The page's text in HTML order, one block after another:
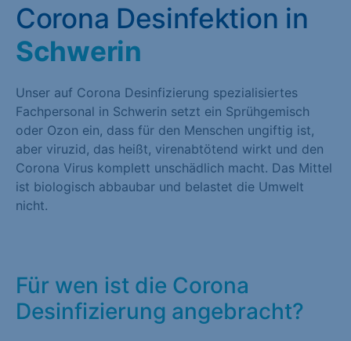
Corona Desinfektion in
Schwerin
Unser auf Corona Desinfizierung spezialisiertes
Fachpersonal in Schwerin setzt ein Sprühgemisch
oder Ozon ein, dass für den Menschen ungiftig ist,
aber viruzid, das heißt, virenabtötend wirkt und den
Corona Virus komplett unschädlich macht. Das Mittel
ist biologisch abbaubar und belastet die Umwelt
nicht.
Für wen ist die Corona
Desinfizierung angebracht?